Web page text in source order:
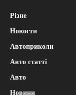
Різне
Новости
Автоприколи
Авто статті
Авто
Новини